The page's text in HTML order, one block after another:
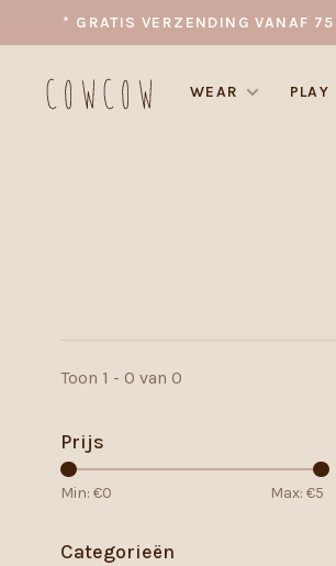
* GRATIS VERZENDING VANAF
WEAR PLAY
Toon 1 - 0 van 0
Prijs
Min: €0 Max: €5
Categorieën